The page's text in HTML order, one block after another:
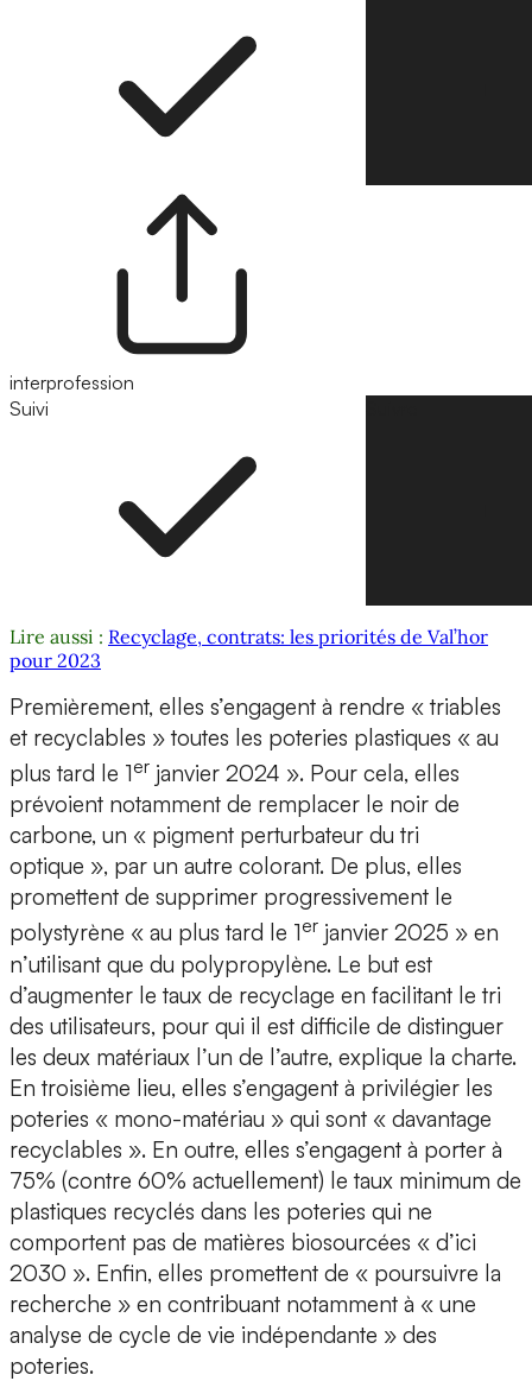
interprofession
Suivi
Lire aussi : Recyclage, contrats: les priorités de Val’hor
pour 2023
Premièrement, elles s’engagent à rendre « triables
et recyclables » toutes les poteries plastiques « au
plus tard le 1er janvier 2024 ». Pour cela, elles
prévoient notamment de remplacer le noir de
carbone, un « pigment perturbateur du tri
optique », par un autre colorant. De plus, elles
promettent de supprimer progressivement le
polystyrène « au plus tard le 1er janvier 2025 » en
n’utilisant que du polypropylène. Le but est
d’augmenter le taux de recyclage en facilitant le tri
des utilisateurs, pour qui il est difficile de distinguer
les deux matériaux l’un de l’autre, explique la charte.
En troisième lieu, elles s’engagent à privilégier les
poteries « mono-matériau » qui sont « davantage
recyclables ». En outre, elles s’engagent à porter à
75% (contre 60% actuellement) le taux minimum de
plastiques recyclés dans les poteries qui ne
comportent pas de matières biosourcées « d’ici
2030 ». Enfin, elles promettent de « poursuivre la
recherche » en contribuant notamment à « une
analyse de cycle de vie indépendante » des
poteries.